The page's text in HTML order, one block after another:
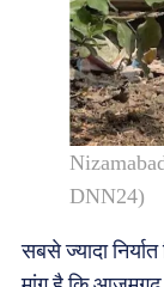
DNN24)
सबसे ज्यादा